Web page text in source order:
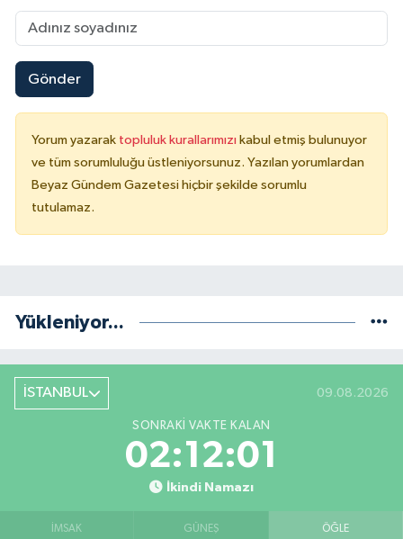
Gönder
Yorum yazarak topluluk kurallarımızı kabul etmiş bulunuyor
ve tüm sorumluluğu üstleniyorsunuz. Yazılan yorumlardan
Beyaz Gündem Gazetesi hiçbir şekilde sorumlu
tutulamaz.
Yükleniyor...
İSTANBUL 09.08.2026
SONRAKI VAKTE KALAN
02:12:01
İkindi Namazı
İMSAK GÜNEŞ ÖĞLE